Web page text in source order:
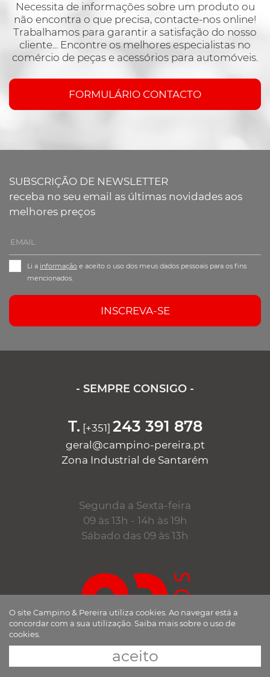
Necessita de informações sobre um produto ou
não encontra o que precisa, contacte-nos online!
Trabalhamos para garantir a satisfação do nosso
cliente... Encontre os melhores especialistas no
comércio de peças e acessórios para automóveis.
FORMULÁRIO CONTACTO
SUBSCRIÇÃO DE NEWSLETTER
receba no seu email as últimas novidades aos
melhores preços
Li a informação e aceito o uso dos meus dados pessoais para os fins
mencionados.
INSCREVA-SE
- SEMPRE CONSIGO -
T. [+351] 243 391 878
geral@campino-pereira.pt
Zona Industrial de Santarém
Segunda a Sexta-feira
09 às 13h - 14h às 19h
Sábado das 09 às 13h
desde 1998
O site Campino & Pereira utiliza cookies. Ao navegar está a
concordar com a sua utilização. Saiba mais sobre o uso de
cookies.
aceito